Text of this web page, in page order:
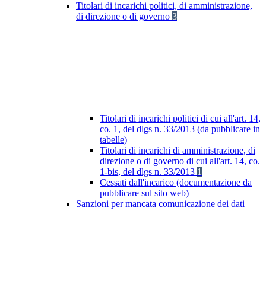
Titolari di incarichi politici, di amministrazione,
di direzione o di governo 3
Titolari di incarichi politici di cui all'art. 14,
co. 1, del dlgs n. 33/2013 (da pubblicare in
tabelle)
Titolari di incarichi di amministrazione, di
direzione o di governo di cui all'art. 14, co.
1-bis, del dlgs n. 33/2013 1
Cessati dall'incarico (documentazione da
pubblicare sul sito web)
Sanzioni per mancata comunicazione dei dati